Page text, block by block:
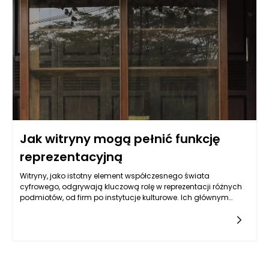
coraz więcej ofert ekstremalnie tanich produktów, które kuszą
ceną, ale niosą ze sobą ryzyko – to właśnie tonery, które mogą
być podrabiane, źle przechowywane lub wyprodukowane z
użyciem nieodpowiednich surowców. Świadomy użytkownik,
zanim doda tonery do koszyka, zadaje sobie kilka pytań: kto je
produkuje, czy są odpowiednio oznaczone, skąd pochodzą i
jakie opinie mają inni klienci. Warto traktować tonery nie jak
przypadkowy zakup biurowy, ale jak inwestycję w
niezawodność sprzętu i spokój w codziennej pracy. Im więcej
uniknąć kosztownych pomyłek i niepotrzebnych nerwów.
Jak witryny mogą pełnić funkcję
reprezentacyjną
Witryny, jako istotny element współczesnego świata
cyfrowego, odgrywają kluczową rolę w reprezentacji różnych
podmiotów, od firm po instytucje kulturowe. Ich głównym